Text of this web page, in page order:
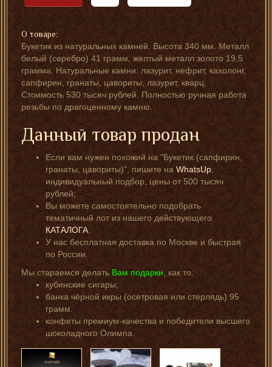
О товаре:
Букетик из натуральных камней. Высота 340 мм. Металл
белый (серебро) 41 грамм, желтый металл золото 19,5
грамма. Натуральные камни: лазурит, нефрит, кахолонг,
сапфирин, гранаты, цавориты, лазурит, кварц.
Стоимость 530 тысяч рублей. Полностью ручная работа
резьбы по драгоценному камню.
Данный товар продан
Если вам нужен похожий на "Букетик (сапфирин,
гранаты, цавориты)", пишите наWhatsUp
индивидуальный подбор, цены от 500 тысяч
рублей;
Вы можете самостоятельно подобрать
тематичный лот из нашего действующего
КАТАЛОГА.
У нас бесплатная доставка по Москве и быстрая
по России.
Мы стараемся делатьВам подарки,как то:
кубинские сигары;
банка чёрной икры (осетровая или стерлядь) 95
грамм.
конфеты премиум-качества и победители высшего
шоколадного Олимпа.